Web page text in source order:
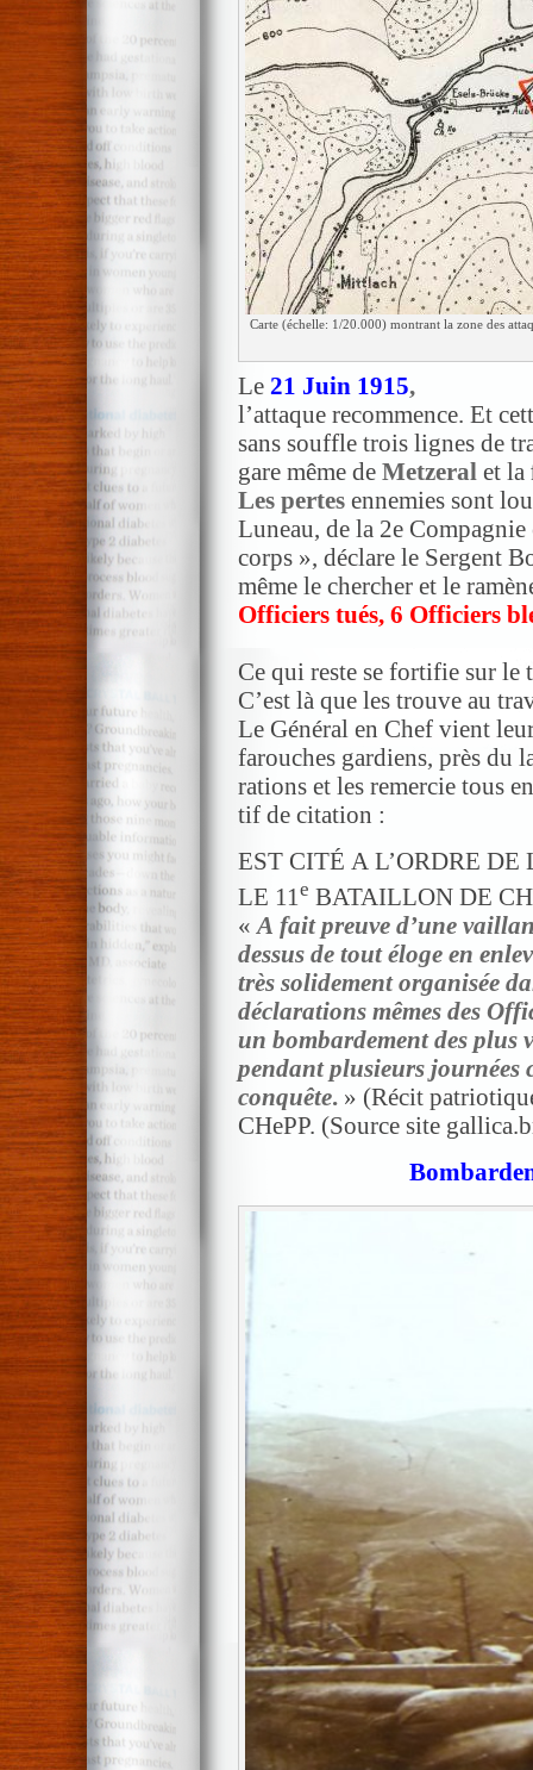
Carte (échelle: 1/20.000) montrant la zone des
Le 21 Juin 1915,
l’attaque recommence. Et
sans souffle trois lignes de
gare même de Metzeral et la
Les pertes ennemies sont
Luneau, de la 2e
corps », déclare le Sergent
même le chercher et le
Officiers tués, 6 Officiers
Ce qui reste se fortifie sur le
C’est là que les trouve au
Le Général en Chef vient
farouches gardiens, près du
rations et les remercie tous
tif de citation :
EST CITÉ A L’ORDRE DE
LE 11 e BATAILLON DE
« A fait preuve d’une
dessus de tout éloge en
très solidement organisée
déclarations mêmes des
un bombardement des plus
pendant plusieurs journées
conquête. » (Récit
CHePP. (Source site